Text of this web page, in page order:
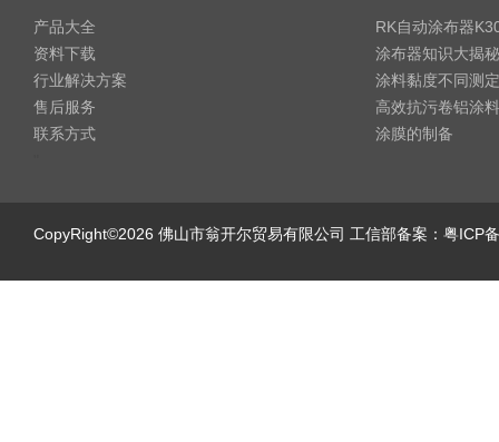
产品大全
资料下载
行业解决方案
售后服务
联系方式
RK自动涂布器
涂布器知识大揭
涂料黏度不同测
高效抗污卷铝涂
涂膜的制备
CopyRight©2026 佛山市翁开尔贸易有限公司 工信部备案： 粤ICP